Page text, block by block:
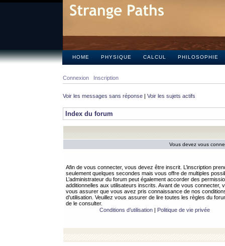
HOME PHYSIQUE CALCUL PHILOSOPHIE
Connexion Inscription
Voir les messages sans réponse | Voir les sujets actifs
Index du forum
Vous devez vous
Afin de vous connecter, vous devez être inscrit. L’inscription
seulement quelques secondes mais vous offre de multiples
L’administrateur du forum peut également accorder des
additionnelles aux utilisateurs inscrits. Avant de vous connecter,
vous assurer que vous avez pris connaissance de nos
d’utilisation. Veuillez vous assurer de lire toutes les règles du
de le consulter.
Conditions d’utilisation| Politique de vie privée